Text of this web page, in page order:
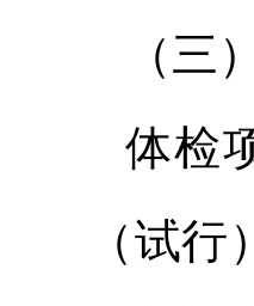
（三
体检
（试